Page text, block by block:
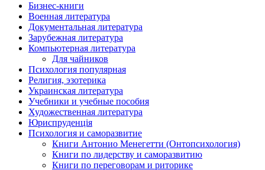
Бизнес-книги
Военная литература
Документальная литература
Зарубежная литература
Компьютерная литература
Для чайников
Психология популярная
Религия, эзотерика
Украинская литература
Учебники и учебные пособия
Художественная литература
Юриспруденція
Психология и саморазвитие
Книги Антонио Менегетти (Онтопсихология)
Книги по лидерству и саморазвитию
Книги по переговорам и риторике